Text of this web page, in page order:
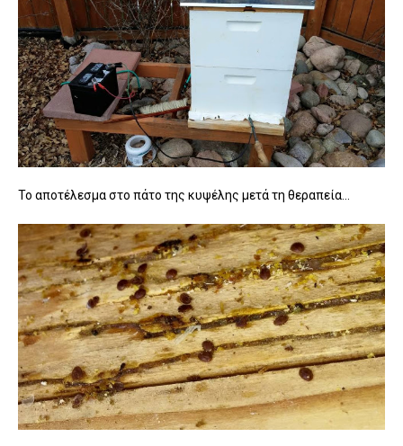
Το αποτέλεσμα στο πάτο της κυψέλης μετά τη θεραπεία...